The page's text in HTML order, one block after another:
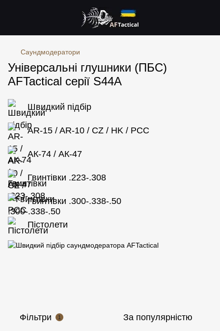
Саундмодератори
Універсальні глушники (ПБС)
AFTactical серії S44A
Швидкий підбір
AR-15 / AR-10 / CZ / HK / PCC
АК-74 / АК-47
Гвинтівки .223-.308
Гвинтівки .300-.338-.50
Пістолети
Фільтри 1 За популярністю